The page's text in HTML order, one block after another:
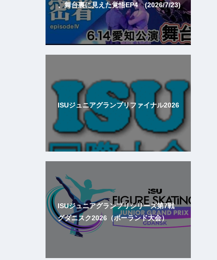
、舞台裏に見えた覚悟EP4 (2026/7/23)
ISUジュニアグランプリファイナル2026
ISUジュニアグランプリシリーズ第7戦
グダニスク2026（ポーランド大会）